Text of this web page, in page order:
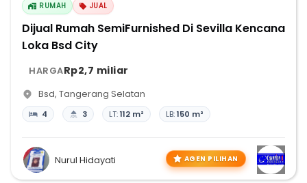
RUMAH JUAL
Dijual Rumah SemiFurnished Di Sevilla Kencana
Loka Bsd City
HARGARp2,7 miliar
Bsd, Tangerang Selatan
4 3 LT:112 m² LB:150 m²
Nurul Hidayati AGEN PILIHAN